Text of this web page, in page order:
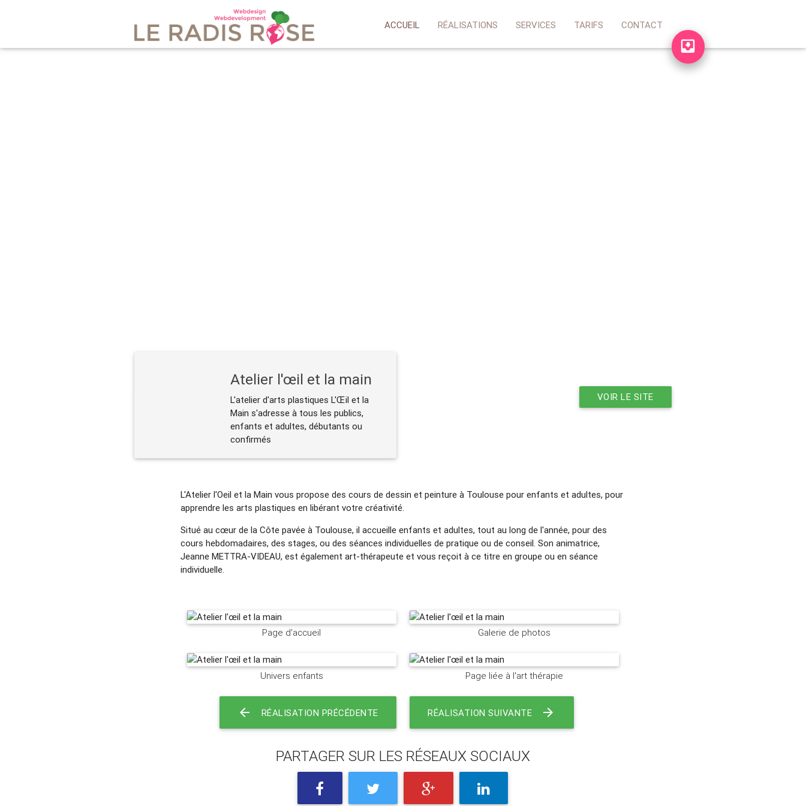
ACCUEIL RÉALISATIONS SERVICES TARIFS CONTACT
Atelier l'œil et la main
L'atelier d'arts plastiques L'Œil et la
Main s'adresse à tous les publics,
enfants et adultes, débutants ou
confirmés
VOIR LE SITE
L'Atelier l'Oeil et la Main vous propose des cours de dessin et peinture à Toulouse pour enfants et adultes, pour
apprendre les arts plastiques en libérant votre créativité.
Situé au cœur de la Côte pavée à Toulouse, il accueille enfants et adultes, tout au long de l'année, pour des
cours hebdomadaires, des stages, ou des séances individuelles de pratique ou de conseil. Son animatrice,
Jeanne METTRA-VIDEAU, est également art-thérapeute et vous reçoit à ce titre en groupe ou en séance
individuelle.
Page d'accueil Galerie de photos
Univers enfants Page liée à l'art thérapie
RÉALISATION PRÉCÉDENTE RÉALISATION SUIVANTE
PARTAGER SUR LES RÉSEAUX SOCIAUX